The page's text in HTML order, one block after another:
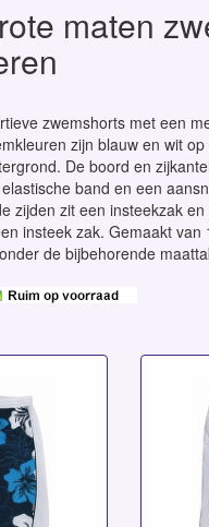
maten
zwemshorts met een
zijn blauw en wit
De boord en
band en een
zijden zit een insteekzak
insteek zak. Gemaakt van
de bijbehorende